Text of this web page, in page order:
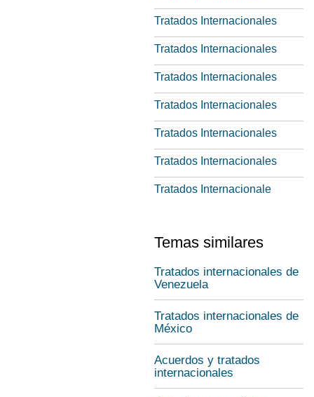
Tratados Internacionales
Tratados Internacionales
Tratados Internacionales
Tratados Internacionales
Tratados Internacionales
Tratados Internacionales
Tratados Internacionale
Temas similares
Tratados internacionales de
Venezuela
Tratados internacionales de
México
Acuerdos y tratados
internacionales